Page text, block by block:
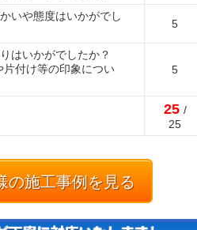
いや態度はいかがでし
5
はいかがでしたか？
付け等の印象につい
5
25 /
25
の施工事例を見る